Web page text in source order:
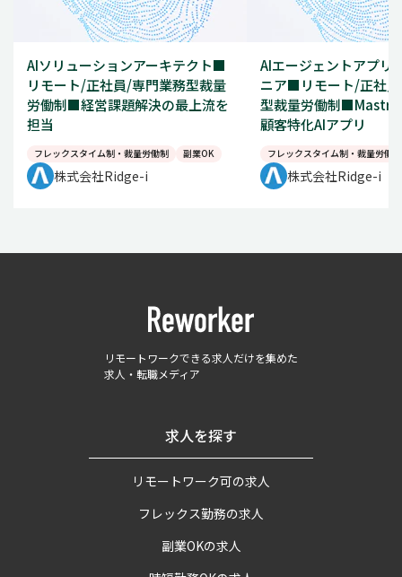
AIソリューションアーキテクト■
リモート/正社員/専門業務型裁量
労働制■経営課題解決の最上流を
担当
フレックスタイム制・裁量労働制 副業OK
株式会社Ridge-i
AIエージェントアプリ
ニア■リモート/正社
型裁量労働制■Mastra
顧客特化AIアプリ
フレックスタイム制・裁量労働制
株式会社Ridge-i
リモートワークできる求人だけを集めた
求人・転職メディア
求人を探す
リモートワーク可の求人
フレックス勤務の求人
副業OKの求人